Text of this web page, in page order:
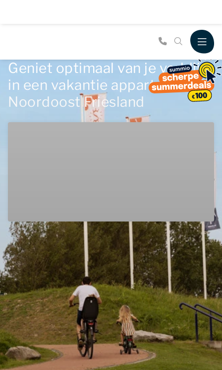
Geniet optimaal van je verblijf
in een vakantie appartement in
Noordoost Friesland